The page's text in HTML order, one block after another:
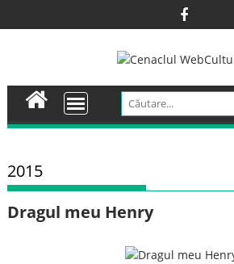
to
2015
Dragul meu Henry